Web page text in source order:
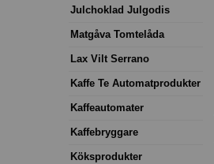
Julchoklad Julgodis
Matgåva Tomtelåda
Lax Vilt Serrano
Kaffe Te Automatprodukter
Kaffeautomater
Kaffebryggare
Köksprodukter